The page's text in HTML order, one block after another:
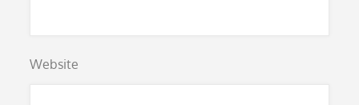
Website